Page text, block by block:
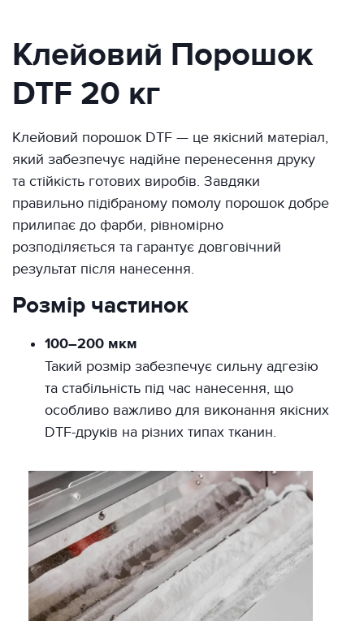
Клейовий Порошок
DTF 20 кг
Клейовий порошок DTF — це якісний матеріал,
який забезпечує надійне перенесення друку
та стійкість готових виробів. Завдяки
правильно підібраному помолу порошок добре
прилипає до фарби, рівномірно
розподіляється та гарантує довговічний
результат після нанесення.
Розмір частинок
100–200 мкм
Такий розмір забезпечує сильну адгезію
та стабільність під час нанесення, що
особливо важливо для виконання якісних
DTF-друків на різних типах тканин.